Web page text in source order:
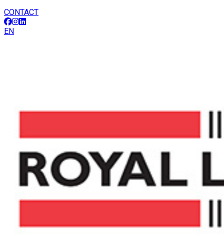
CONTACT
EN